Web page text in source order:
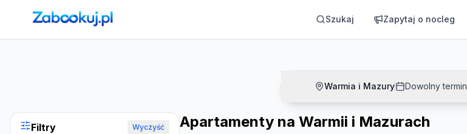
Strona główna ›Noclegi Szukaj Zapytaj o nocleg
Warmia i Mazury Dowolny termin
Filtry Wyczyść Apartamenty na Warmii i Mazurach